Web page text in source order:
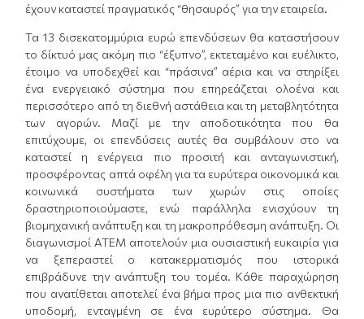
έχουν καταστεί πραγματικός “θησαυρός” για την εταιρεία.
Τα 13 δισεκατομμύρια ευρώ επενδύσεων θα καταστήσουν
το δίκτυό μας ακόμη πιο “έξυπνο”, εκτεταμένο και ευέλικτο,
έτοιμο να υποδεχθεί και “πράσινα” αέρια και να στηρίξει
ένα ενεργειακό σύστημα που επηρεάζεται ολοένα και
περισσότερο από τη διεθνή αστάθεια και τη μεταβλητότητα
των αγορών. Μαζί με την αποδοτικότητα που θα
επιτύχουμε, οι επενδύσεις αυτές θα συμβάλουν στο να
καταστεί η ενέργεια πιο προσιτή και ανταγωνιστική,
προσφέροντας απτά οφέλη για τα ευρύτερα οικονομικά και
κοινωνικά συστήματα των χωρών στις οποίες
δραστηριοποιούμαστε, ενώ παράλληλα ενισχύουν τη
βιομηχανική ανάπτυξη και τη μακροπρόθεσμη ανάπτυξη. Οι
διαγωνισμοί ATEM αποτελούν μια ουσιαστική ευκαιρία για
να ξεπεραστεί ο κατακερματισμός που ιστορικά
επιβράδυνε την ανάπτυξη του τομέα. Κάθε παραχώρηση
που ανατίθεται αποτελεί ένα βήμα προς μια πιο ανθεκτική
υποδομή, ενταγμένη σε ένα ευρύτερο σύστημα. Θα